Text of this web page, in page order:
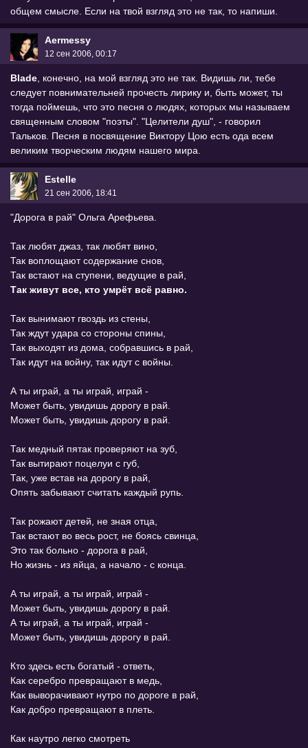
общем смысле. Если на твой взгляд это не так, то напиши.
Aermessy
12 сен 2006, 00:17
Blade , конечно, на мой взгляд это не так. Видишь ли, тебе
следует повнимательней прочесть лирику и, быть может, ты
тогда поймешь, что это песня о людях, которых мы называем
священным словом "поэты". "Целители душ", - говорил
Тальков. Песня в посвящение Виктору Цою есть ода всем
великим творческим людям нашего мира.
Estelle
21 сен 2006, 18:41
"Дорога в рай" Ольга Арефьева.
Так любят джаз, так любят вино,
Так воплощают содержание снов,
Так встают на ступени, ведущие в рай,
Так живут все, кто умрёт всё равно.
Так вынимают гвоздь из стены,
Так ждут удара со стороны спины,
Так выходят из дома, собравшись в рай,
Так идут на войну, так идут с войны.
А ты играй, а ты играй, играй -
Может быть, увидишь дорогу в рай.
Может быть, увидишь дорогу в рай.
Так медный пятак проверяют на зуб,
Так вытирают поцелуи с губ,
Так, уже встав на дорогу в рай,
Опять забывают считать каждый рупь.
Так рожают детей, не зная отца,
Так встают во весь рост, не боясь свинца,
Это так больно - дорога в рай,
Но жизнь - из яйца, а начало - с конца.
А ты играй, а ты играй, играй -
Может быть, увидишь дорогу в рай.
А ты играй, а ты играй, играй -
Может быть, увидишь дорогу в рай.
Кто здесь есть богатый - ответь,
Как серебро превращают в медь,
Как выворачивают нутро по дороге в рай,
Как добро превращают в плеть.
Как наутро легко смотреть